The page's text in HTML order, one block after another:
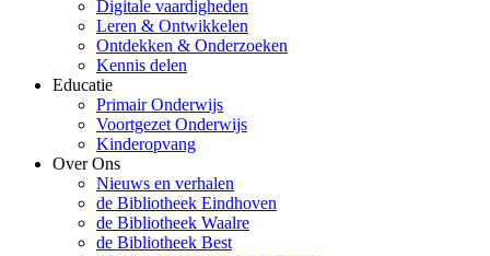
Digitale vaardigheden
Leren & Ontwikkelen
Ontdekken & Onderzoeken
Kennis delen
Educatie
Primair Onderwijs
Voortgezet Onderwijs
Kinderopvang
Over Ons
Nieuws en verhalen
de Bibliotheek Eindhoven
de Bibliotheek Waalre
de Bibliotheek Best